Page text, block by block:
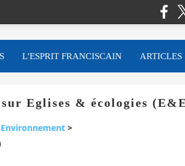
L'ESPRIT FRANCISCAIN ARTICLES
Eglises & écologies
Environnement >